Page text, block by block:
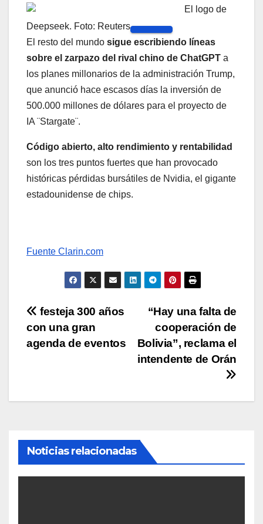
El logo de
Deepseek. Foto: Reuters
El resto del mundo sigue escribiendo líneas
sobre el zarpazo del rival chino de ChatGPT a
los planes millonarios de la administración Trump,
que anunció hace escasos días la inversión de
500.000 millones de dólares para el proyecto de
IA ¨Stargate¨.
Código abierto, alto rendimiento y rentabilidad
son los tres puntos fuertes que han provocado
históricas pérdidas bursátiles de Nvidia, el gigante
estadounidense de chips.
Fuente Clarin.com
Navegación
de
“Hay una falta de
cooperación de
Bolivia”, reclama el
intendente de Orán
festeja 300 años
con una gran
agenda de eventos
Noticias relacionadas